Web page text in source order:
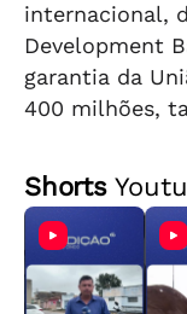
internacional,
Development
garantia da
400 milhões,
Shorts